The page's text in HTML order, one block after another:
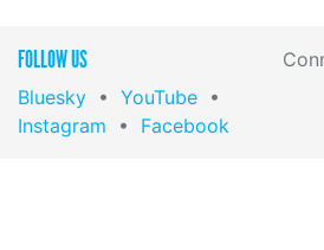
FOLLOW US
Bluesky • YouTube •
Instagram • Facebook